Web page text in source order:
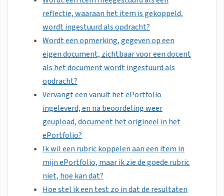
reflectie, waaraan het item is gekoppeld,
wordt ingestuurd als opdracht?
Wordt een opmerking, gegeven op een
eigen document, zichtbaar voor een docent
als het document wordt ingestuurd als
opdracht?
Vervangt een vanuit het ePortfolio
ingeleverd, en na beoordeling weer
geupload, document het origineel in het
ePortfolio?
Ik wil een rubric koppelen aan een item in
mijn ePortfolio, maar ik zie de goede rubric
niet, hoe kan dat?
Hoe stel ik een test zo in dat de resultaten